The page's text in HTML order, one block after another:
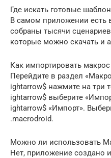
Где искать готовые
В самом приложении есть
собраны тысячи
которые можно скачать и
Как импортировать
Перейдите в раздел
ightarrow$ нажмите на три
ightarrow$ выберите
ightarrow$ «Импорт».
.macrodroid.
Можно ли использовать
Нет, приложение создано